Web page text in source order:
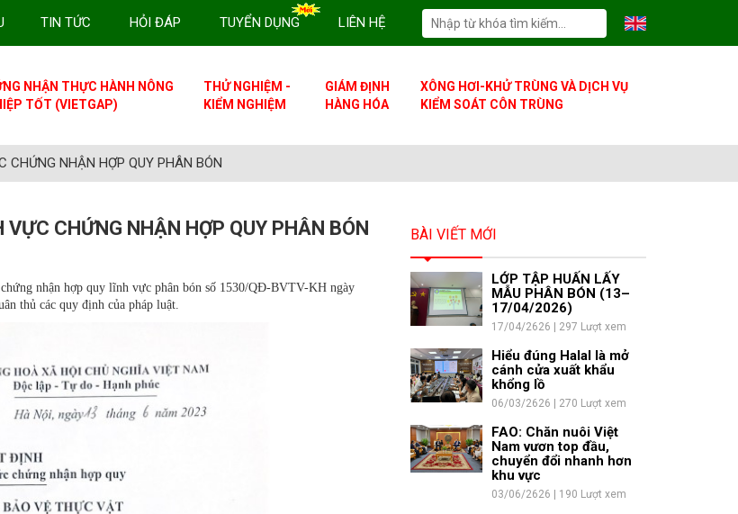
TIN TỨC HỎI ĐÁP TUYỂN DỤNG LIÊN HỆ
NHẬN THỰC HÀNH NÔNG
TỐT (VIETGAP)
THỬ NGHIỆM -
KIỂM NGHIỆM
GIÁM ĐỊNH
HÀNG HÓA
XÔNG HƠI-KHỬ TRÙNG VÀ DỊCH VỤ
KIỂM SOÁT CÔN TRÙNG
CHỨNG NHẬN HỢP QUY PHÂN BÓN
CHỨNG NHẬN HỢP QUY PHÂN BÓN
nhận hợp quy lĩnh vực phân bón số 1530/QĐ-BVTV-KH ngày
thủ các quy định của pháp luật.
BÀI VIẾT MỚI
LỚP TẬP HUẤN LẤY
MẪU PHÂN BÓN (13–
17/04/2026)
17/04/2626 | 297 Lượt xem
Hiểu đúng Halal là mở
cánh cửa xuất khẩu
khổng lồ
06/03/2626 | 270 Lượt xem
FAO: Chăn nuôi Việt
Nam vươn top đầu,
chuyển đổi nhanh hơn
khu vực
03/06/2626 | 190 Lượt xem